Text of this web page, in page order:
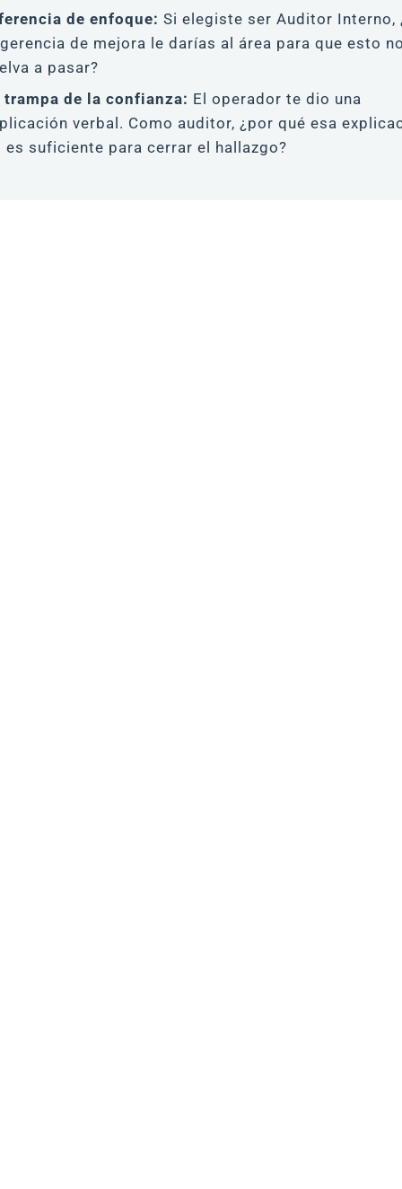
de enfoque: Si elegiste ser Auditor Interno,
de mejora le darías al área para que esto
a pasar?
trampa de la confianza: El operador te dio una
verbal. Como auditor, ¿por qué esa
es suficiente para cerrar el hallazgo?